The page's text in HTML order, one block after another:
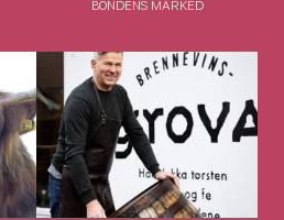
BONDENS MARKED